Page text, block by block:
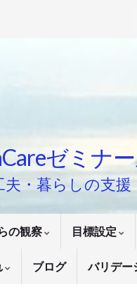
ゼミナ
・暮らしの支援
の観察 目標設定
ブログ バリデー